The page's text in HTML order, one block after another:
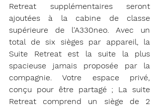
Retreat supplémentaires seront
ajoutées à la cabine de classe
supérieure de l'A330neo. Avec un
total de six sièges par appareil, la
Suite Retreat est la suite la plus
spacieuse jamais proposée par la
compagnie. Votre espace privé,
conçu pour être partagé ; La suite
Retreat comprend un siège de 2